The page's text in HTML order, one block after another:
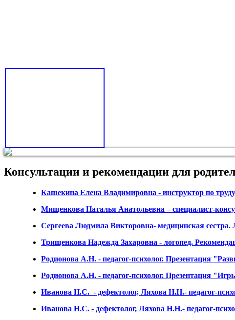
Консультации и рекомендации для
Кашекина Елена Владимировна - инструктор по труду
Мищенкова Наталья Анатольевна – специалист-
Сергеева Людмила Викторовна- медицинская сестра.
Трищенкова Надежда Захаровна - логопед.
Родионова А.Н. - педагог-психолог.Презентация
Родионова А.Н. - педагог-психолог.Презентация
Иванова Н.С. - дефектолог, Ляхова Н.Н.- педагог-
Иванова Н.С. - дефектолог, Ляхова Н.Н.- педагог-